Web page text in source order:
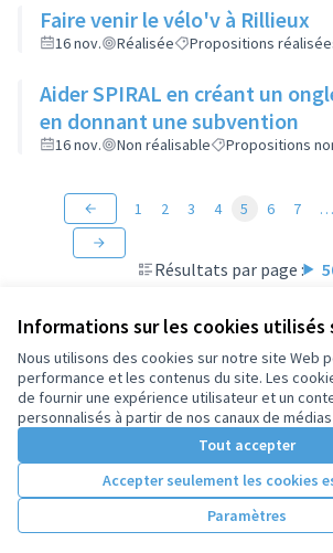
Informations sur les cookies utilisés
Nous utilisons des cookies sur notre site Web
performance et les contenus du site. Les
de fournir une expérience utilisateur et un
personnalisés à partir de nos canaux de
Tout accepter
Accepter seulement les cookies
Paramètres
Faire venir le vélo'v à Rillieux
16 nov. Réalisée Propositions
Aider SPIRAL en créant un
en donnant une subvention
16 nov. Non réalisable Propositions
Résultats par page :
1 2 3 4 5 6 7 …
Conditions d'utilisation
Paramètres des cookies
(Lien externe)Open Source Politics
(Lien externe)
grâce au
Decidim
.